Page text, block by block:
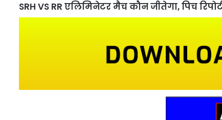
SRH VS RR एलिमिनेटर मैच कौन जीतेगा, पिच